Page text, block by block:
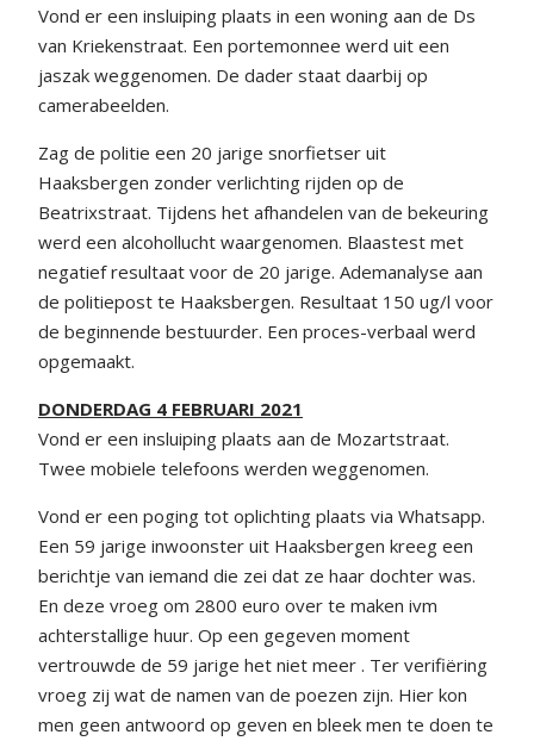
Vond er een insluiping plaats in een woning aan de Ds
van Kriekenstraat. Een portemonnee werd uit een
jaszak weggenomen. De dader staat daarbij op
camerabeelden.
Zag de politie een 20 jarige snorfietser uit
Haaksbergen zonder verlichting rijden op de
Beatrixstraat. Tijdens het afhandelen van de bekeuring
werd een alcohollucht waargenomen. Blaastest met
negatief resultaat voor de 20 jarige. Ademanalyse aan
de politiepost te Haaksbergen. Resultaat 150 ug/l voor
de beginnende bestuurder. Een proces-verbaal werd
opgemaakt.
DONDERDAG 4 FEBRUARI 2021
Vond er een insluiping plaats aan de Mozartstraat.
Twee mobiele telefoons werden weggenomen.
Vond er een poging tot oplichting plaats via Whatsapp.
Een 59 jarige inwoonster uit Haaksbergen kreeg een
berichtje van iemand die zei dat ze haar dochter was.
En deze vroeg om 2800 euro over te maken ivm
achterstallige huur. Op een gegeven moment
vertrouwde de 59 jarige het niet meer . Ter verifiëring
vroeg zij wat de namen van de poezen zijn. Hier kon
men geen antwoord op geven en bleek men te doen te